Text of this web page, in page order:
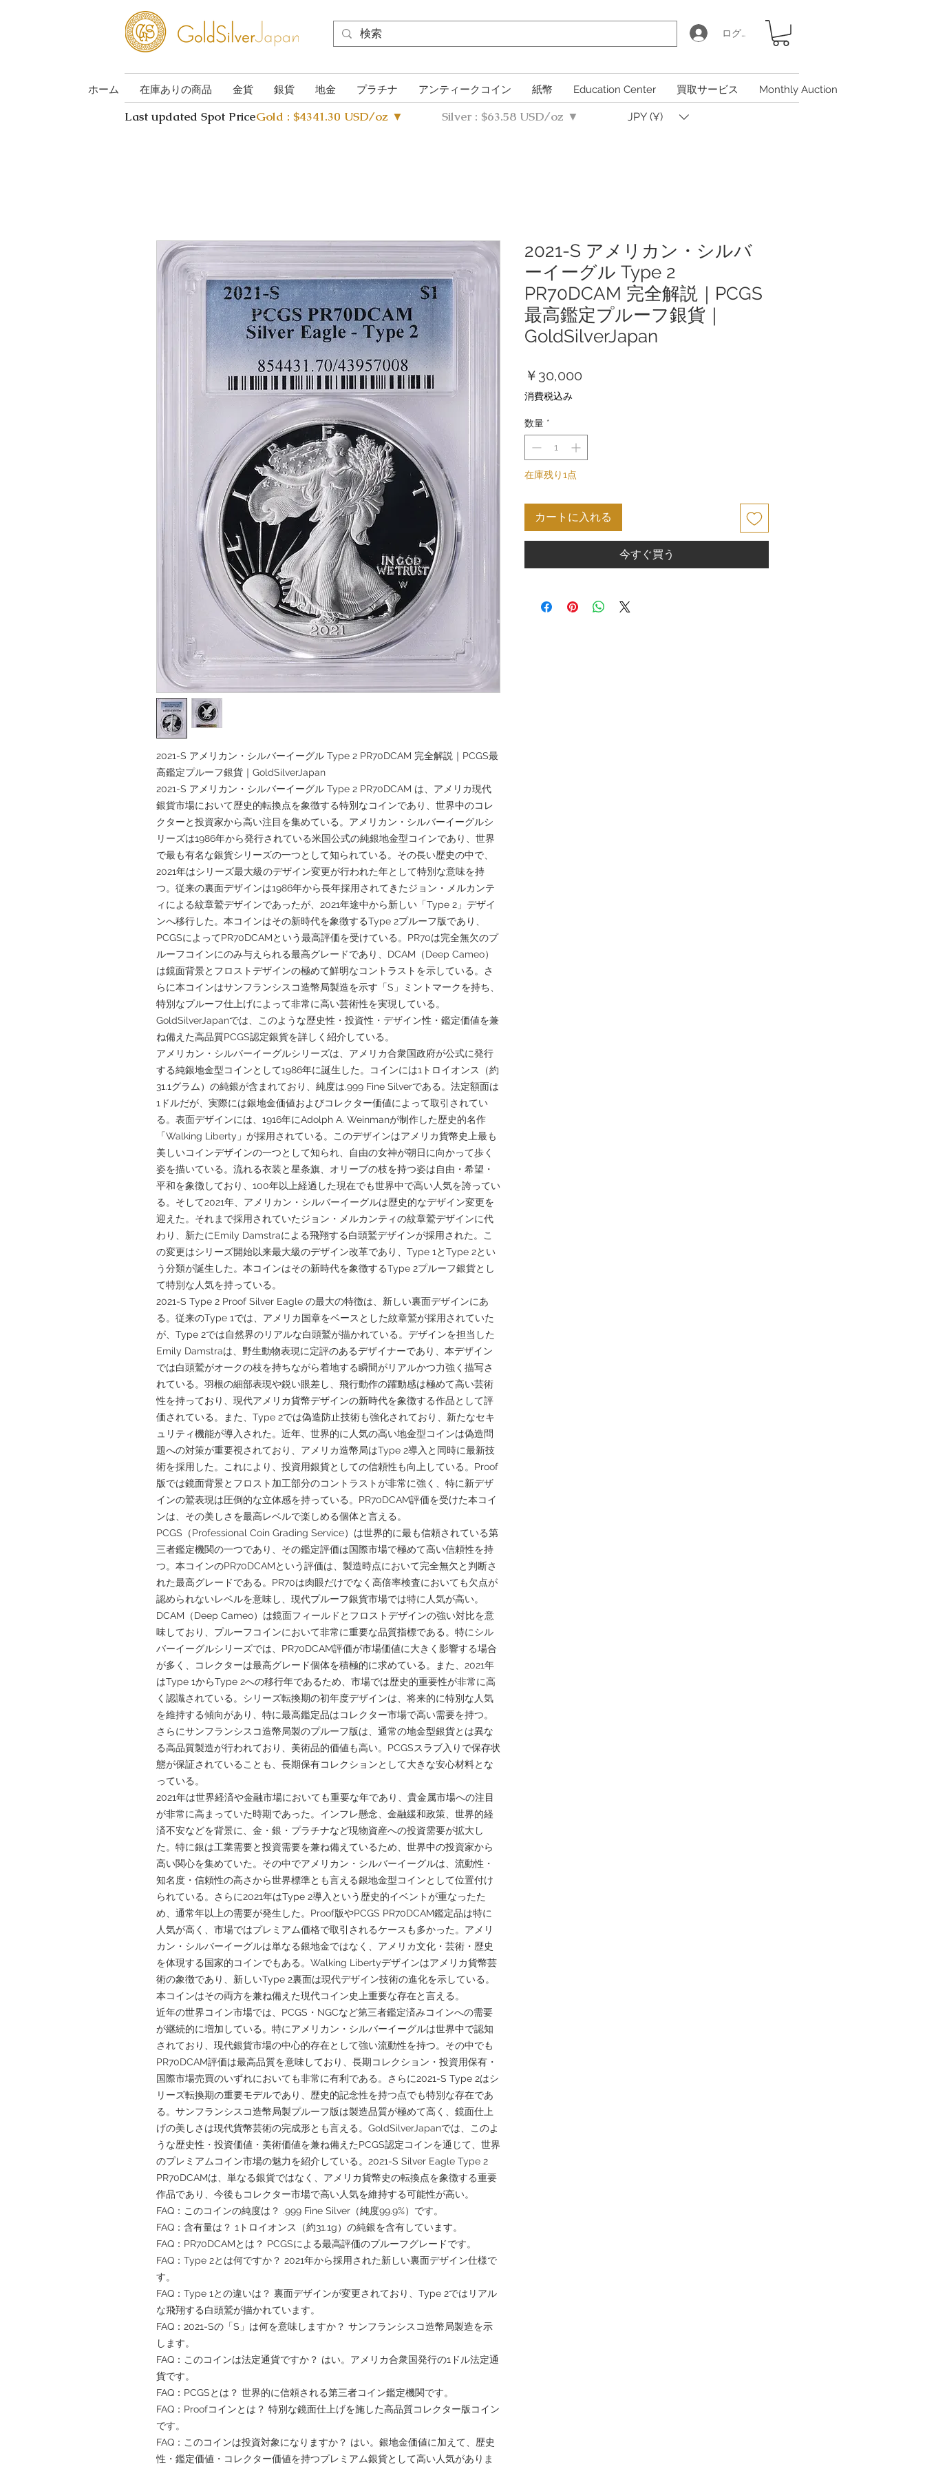
ログイン
ホーム 在庫ありの商品 金貨 銀貨 地金 プラチナ アンティークコイン 紙幣 Education Center 買取サービス Monthly Auction
Last updated Spot PriceGold : $4341.30 USD/oz ▼ Silver : $63.58 USD/oz ▼ JPY (¥)
2021-S アメリカン・シルバーイーグル Type 2 PR70DCAM 完全解説｜PCGS最
高鑑定プルーフ銀貨｜GoldSilverJapan
2021-S アメリカン・シルバーイーグル Type 2 PR70DCAM は、アメリカ現代
銀貨市場において歴史的転換点を象徴する特別なコインであり、世界中のコレ
クターと投資家から高い注目を集めている。アメリカン・シルバーイーグルシ
リーズは1986年から発行されている米国公式の純銀地金型コインであり、世界
で最も有名な銀貨シリーズの一つとして知られている。その長い歴史の中で、
2021年はシリーズ最大級のデザイン変更が行われた年として特別な意味を持
つ。従来の裏面デザインは1986年から長年採用されてきたジョン・メルカンテ
ィによる紋章鷲デザインであったが、2021年途中から新しい「Type 2」デザイ
ンへ移行した。本コインはその新時代を象徴するType 2プルーフ版であり、
PCGSによってPR70DCAMという最高評価を受けている。PR70は完全無欠のプ
ルーフコインにのみ与えられる最高グレードであり、DCAM（Deep Cameo）
は鏡面背景とフロストデザインの極めて鮮明なコントラストを示している。さ
らに本コインはサンフランシスコ造幣局製造を示す「S」ミントマークを持ち、
特別なプルーフ仕上げによって非常に高い芸術性を実現している。
GoldSilverJapanでは、このような歴史性・投資性・デザイン性・鑑定価値を兼
ね備えた高品質PCGS認定銀貨を詳しく紹介している。
アメリカン・シルバーイーグルシリーズは、アメリカ合衆国政府が公式に発行
する純銀地金型コインとして1986年に誕生した。コインには1トロイオンス（約
31.1グラム）の純銀が含まれており、純度は.999 Fine Silverである。法定額面は
1ドルだが、実際には銀地金価値およびコレクター価値によって取引されてい
る。表面デザインには、1916年にAdolph A. Weinmanが制作した歴史的名作
「Walking Liberty」が採用されている。このデザインはアメリカ貨幣史上最も
美しいコインデザインの一つとして知られ、自由の女神が朝日に向かって歩く
姿を描いている。流れる衣装と星条旗、オリーブの枝を持つ姿は自由・希望・
平和を象徴しており、100年以上経過した現在でも世界中で高い人気を誇ってい
る。そして2021年、アメリカン・シルバーイーグルは歴史的なデザイン変更を
迎えた。それまで採用されていたジョン・メルカンティの紋章鷲デザインに代
わり、新たにEmily Damstraによる飛翔する白頭鷲デザインが採用された。こ
の変更はシリーズ開始以来最大級のデザイン改革であり、Type 1とType 2とい
う分類が誕生した。本コインはその新時代を象徴するType 2プルーフ銀貨とし
て特別な人気を持っている。
2021-S Type 2 Proof Silver Eagle の最大の特徴は、新しい裏面デザインにあ
る。従来のType 1では、アメリカ国章をベースとした紋章鷲が採用されていた
が、Type 2では自然界のリアルな白頭鷲が描かれている。デザインを担当した
Emily Damstraは、野生動物表現に定評のあるデザイナーであり、本デザイン
では白頭鷲がオークの枝を持ちながら着地する瞬間がリアルかつ力強く描写さ
れている。羽根の細部表現や鋭い眼差し、飛行動作の躍動感は極めて高い芸術
性を持っており、現代アメリカ貨幣デザインの新時代を象徴する作品として評
価されている。また、Type 2では偽造防止技術も強化されており、新たなセキ
ュリティ機能が導入された。近年、世界的に人気の高い地金型コインは偽造問
題への対策が重要視されており、アメリカ造幣局はType 2導入と同時に最新技
術を採用した。これにより、投資用銀貨としての信頼性も向上している。Proof
版では鏡面背景とフロスト加工部分のコントラストが非常に強く、特に新デザ
インの鷲表現は圧倒的な立体感を持っている。PR70DCAM評価を受けた本コイ
ンは、その美しさを最高レベルで楽しめる個体と言える。
PCGS（Professional Coin Grading Service）は世界的に最も信頼されている第
三者鑑定機関の一つであり、その鑑定評価は国際市場で極めて高い信頼性を持
つ。本コインのPR70DCAMという評価は、製造時点において完全無欠と判断さ
れた最高グレードである。PR70は肉眼だけでなく高倍率検査においても欠点が
認められないレベルを意味し、現代プルーフ銀貨市場では特に人気が高い。
DCAM（Deep Cameo）は鏡面フィールドとフロストデザインの強い対比を意
味しており、プルーフコインにおいて非常に重要な品質指標である。特にシル
バーイーグルシリーズでは、PR70DCAM評価が市場価値に大きく影響する場合
が多く、コレクターは最高グレード個体を積極的に求めている。また、2021年
はType 1からType 2への移行年であるため、市場では歴史的重要性が非常に高
く認識されている。シリーズ転換期の初年度デザインは、将来的に特別な人気
を維持する傾向があり、特に最高鑑定品はコレクター市場で高い需要を持つ。
さらにサンフランシスコ造幣局製のプルーフ版は、通常の地金型銀貨とは異な
る高品質製造が行われており、美術品的価値も高い。PCGSスラブ入りで保存状
態が保証されていることも、長期保有コレクションとして大きな安心材料とな
っている。
2021年は世界経済や金融市場においても重要な年であり、貴金属市場への注目
が非常に高まっていた時期であった。インフレ懸念、金融緩和政策、世界的経
済不安などを背景に、金・銀・プラチナなど現物資産への投資需要が拡大し
た。特に銀は工業需要と投資需要を兼ね備えているため、世界中の投資家から
高い関心を集めていた。その中でアメリカン・シルバーイーグルは、流動性・
知名度・信頼性の高さから世界標準とも言える銀地金型コインとして位置付け
られている。さらに2021年はType 2導入という歴史的イベントが重なったた
め、通常年以上の需要が発生した。Proof版やPCGS PR70DCAM鑑定品は特に
人気が高く、市場ではプレミアム価格で取引されるケースも多かった。アメリ
カン・シルバーイーグルは単なる銀地金ではなく、アメリカ文化・芸術・歴史
を体現する国家的コインでもある。Walking Libertyデザインはアメリカ貨幣芸
術の象徴であり、新しいType 2裏面は現代デザイン技術の進化を示している。
本コインはその両方を兼ね備えた現代コイン史上重要な存在と言える。
近年の世界コイン市場では、PCGS・NGCなど第三者鑑定済みコインへの需要
が継続的に増加している。特にアメリカン・シルバーイーグルは世界中で認知
されており、現代銀貨市場の中心的存在として強い流動性を持つ。その中でも
PR70DCAM評価は最高品質を意味しており、長期コレクション・投資用保有・
国際市場売買のいずれにおいても非常に有利である。さらに2021-S Type 2はシ
リーズ転換期の重要モデルであり、歴史的記念性を持つ点でも特別な存在であ
る。サンフランシスコ造幣局製プルーフ版は製造品質が極めて高く、鏡面仕上
げの美しさは現代貨幣芸術の完成形とも言える。GoldSilverJapanでは、このよ
うな歴史性・投資価値・美術価値を兼ね備えたPCGS認定コインを通じて、世界
のプレミアムコイン市場の魅力を紹介している。2021-S Silver Eagle Type 2
PR70DCAMは、単なる銀貨ではなく、アメリカ貨幣史の転換点を象徴する重要
作品であり、今後もコレクター市場で高い人気を維持する可能性が高い。
FAQ：このコインの純度は？ .999 Fine Silver（純度99.9%）です。
FAQ：含有量は？ 1トロイオンス（約31.1g）の純銀を含有しています。
FAQ：PR70DCAMとは？ PCGSによる最高評価のプルーフグレードです。
FAQ：Type 2とは何ですか？ 2021年から採用された新しい裏面デザイン仕様で
す。
FAQ：Type 1との違いは？ 裏面デザインが変更されており、Type 2ではリアル
な飛翔する白頭鷲が描かれています。
FAQ：2021-Sの「S」は何を意味しますか？ サンフランシスコ造幣局製造を示
します。
FAQ：このコインは法定通貨ですか？ はい。アメリカ合衆国発行の1ドル法定通
貨です。
FAQ：PCGSとは？ 世界的に信頼される第三者コイン鑑定機関です。
FAQ：Proofコインとは？ 特別な鏡面仕上げを施した高品質コレクター版コイン
です。
FAQ：このコインは投資対象になりますか？ はい。銀地金価値に加えて、歴史
性・鑑定価値・コレクター価値を持つプレミアム銀貨として高い人気がありま
2021-S アメリカン・シルバ
ーイーグル Type 2
PR70DCAM 完全解説｜PCGS
最高鑑定プルーフ銀貨｜
GoldSilverJapan
￥30,000
消費税込み
数量 *
在庫残り1点
カートに入れる
今すぐ買う